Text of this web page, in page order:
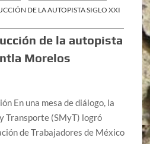
DE LA AUTOPISTA SIGLO XXI
de la autopista
Morelos
En una mesa de diálogo, la
Transporte (SMyT) logró
de Trabajadores de México